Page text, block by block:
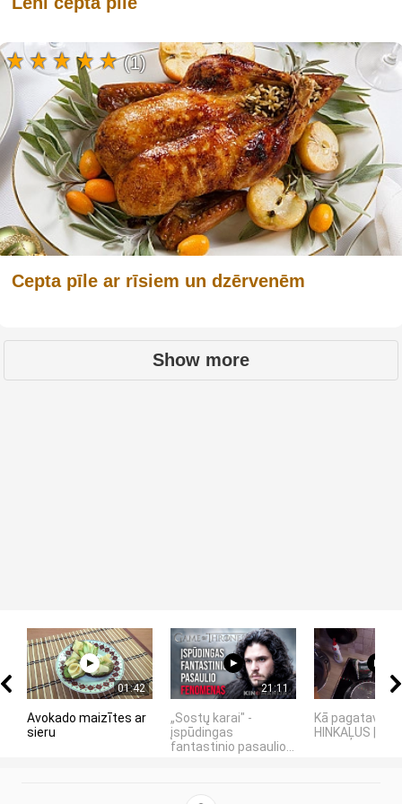
Cepta pīle ar rīsiem un dzērvenēm
(1)
Show more
01:42
Avokado maizītes ar
sieru
21:11
„Sostų karai" -
įspūdingas
fantastinio pasaulio...
Kā pagatavot
HINKAĻUS |